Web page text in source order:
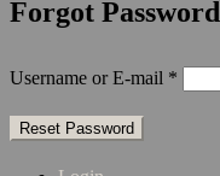
Forgot Password
Username or E-mail *